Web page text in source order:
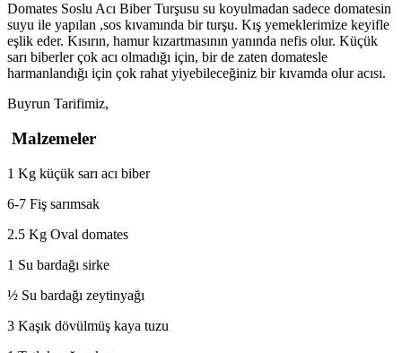
Domates Soslu Acı Biber Turşusu su koyulmadan sadece domatesin
suyu ile yapılan ,sos kıvamında bir turşu. Kış yemeklerimize keyifle
eşlik eder. Kısırın, hamur kızartmasının yanında nefis olur. Küçük
sarı biberler çok acı olmadığı için, bir de zaten domatesle
harmanlandığı için çok rahat yiyebileceğiniz bir kıvamda olur acısı.
Buyrun Tarifimiz,
Malzemeler
1 Kg küçük sarı acı biber
6-7 Fiş sarımsak
2.5 Kg Oval domates
1 Su bardağı sirke
½ Su bardağı zeytinyağı
3 Kaşık dövülmüş kaya tuzu